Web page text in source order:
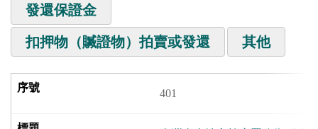
發還保證金
扣押物（贓證物）拍賣或發還 其他
401